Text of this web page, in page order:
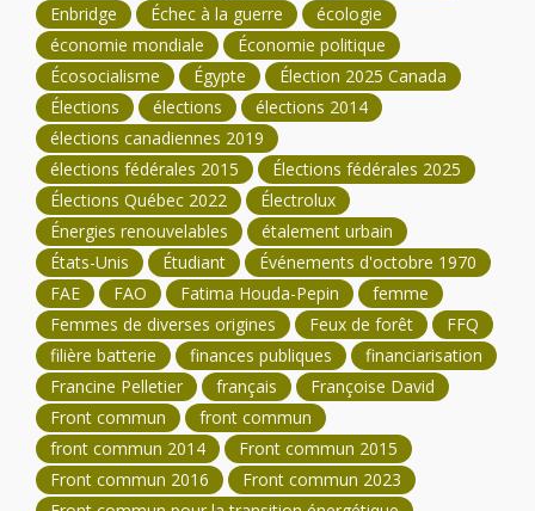
Enbridge
Échec à la guerre
écologie
économie mondiale
Économie politique
Écosocialisme
Égypte
Élection 2025 Canada
Élections
élections
élections 2014
élections canadiennes 2019
élections fédérales 2015
Élections fédérales 2025
Élections Québec 2022
Électrolux
Énergies renouvelables
étalement urbain
États-Unis
Étudiant
Événements d'octobre 1970
FAE
FAO Fatima Houda-Pepin
femme
Femmes de diverses origines
Feux de forêt
FFQ
filière batterie
finances publiques
financiarisation
Francine Pelletier
français
Françoise David
Front commun
front commun
front commun 2014
Front commun 2015
Front commun 2016
Front commun 2023